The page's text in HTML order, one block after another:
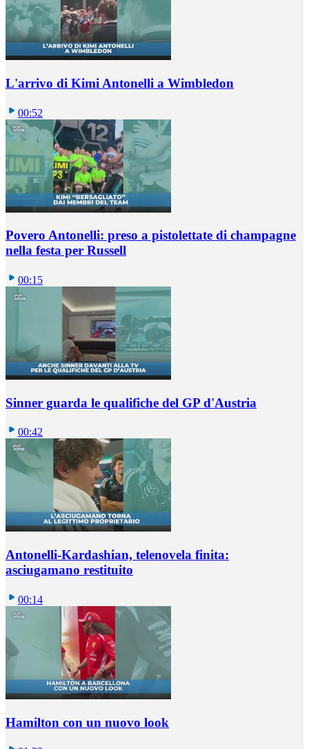
L'arrivo di Kimi Antonelli a Wimbledon
00:52
Povero Antonelli: preso a pistolettate di champagne
nella festa per Russell
00:15
Sinner guarda le qualifiche del GP d'Austria
00:42
Antonelli-Kardashian, telenovela finita:
asciugamano restituito
00:14
Hamilton con un nuovo look